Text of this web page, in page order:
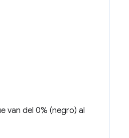
van del 0% (negro) al